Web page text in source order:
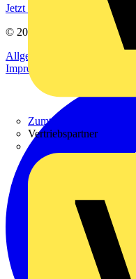
Zumtobel
Vertriebspartner
Adalbert Zajadacz
Jetzt registrieren
© 2002-
Allgemeine
Impressum